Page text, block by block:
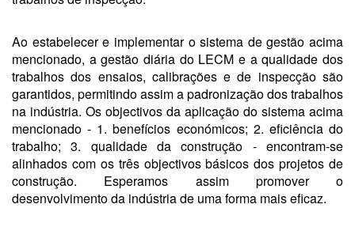
Ao estabelecer e implementar o sistema de gestão acima
mencionado, a gestão diária do LECM e a qualidade dos
trabalhos dos ensaios, calibrações e de inspecção são
garantidos, permitindo assim a padronização dos trabalhos
na indústria. Os objectivos da aplicação do sistema acima
mencionado - 1. benefícios económicos; 2. eficiência do
trabalho; 3. qualidade da construção - encontram-se
alinhados com os três objectivos básicos dos projetos de
construção. Esperamos assim promover o
desenvolvimento da indústria de uma forma mais eficaz.